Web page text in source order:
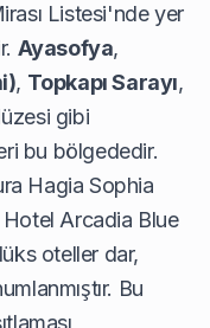
Listesi'nde yer
Ayasofya,
, Topkapı Sarayı,
gibi
bu bölgededir.
Hagia Sophia
Arcadia Blue
oteller dar,
Bu